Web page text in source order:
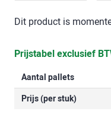
Dit product is
Prijstabel exclusief
Aantal pallets
Prijs (per stuk)